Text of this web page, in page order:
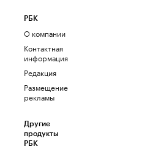
РБК
О компании
Контактная
информация
Редакция
Размещение
рекламы
Другие
продукты
РБК